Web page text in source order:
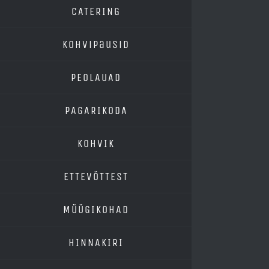
CATERING
Kohvipausid
PEOLAUAD
PAGARIKODA
KOHVIK
ETTEVÕTTEST
MÜÜGIKOHAD
HINNAKIRI